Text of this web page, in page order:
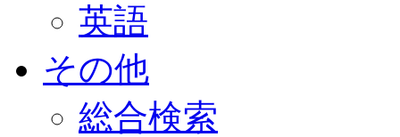
英語
その他
総合検索